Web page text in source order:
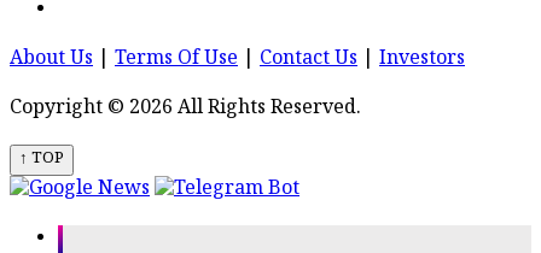
About Us Terms Of Use Contact Us
Investors
Copyright © 2026 All Rights Reserved.
↑ TOP